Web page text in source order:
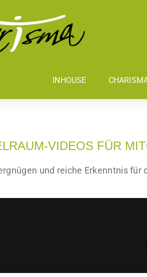
INHOUSE
VIDEOS FÜR
und reiche Erkenntnis für